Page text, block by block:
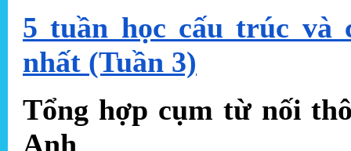
5 tuần học cấu trúc và
nhất (Tuần 3)
Tổng hợp cụm từ nối
Anh